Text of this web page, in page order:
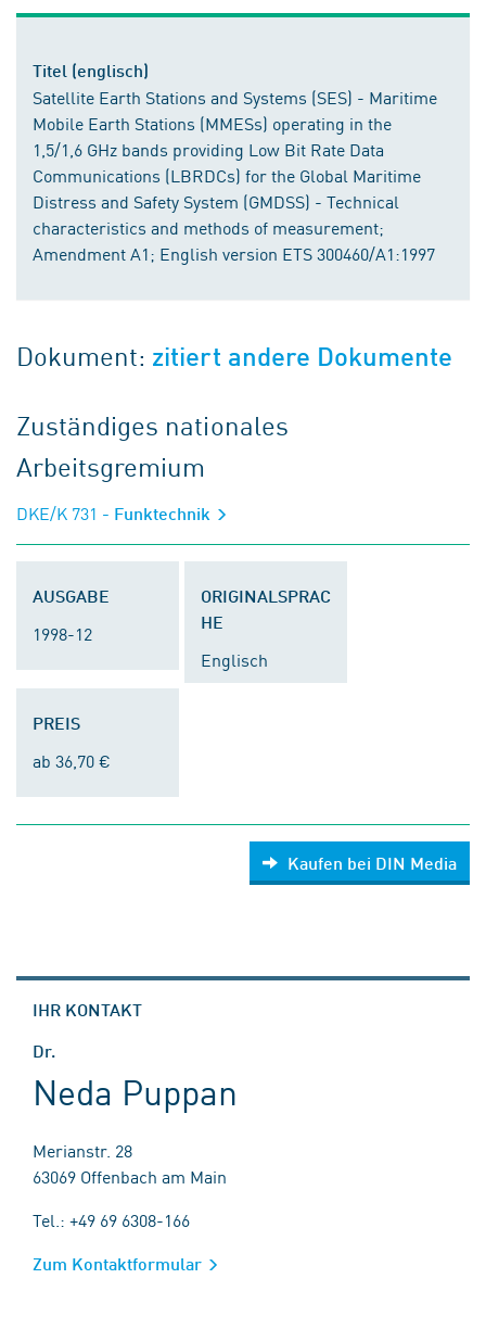
Titel (englisch)
Satellite Earth Stations and Systems (SES) - Maritime
Mobile Earth Stations (MMESs) operating in the
1,5/1,6 GHz bands providing Low Bit Rate Data
Communications (LBRDCs) for the Global Maritime
Distress and Safety System (GMDSS) - Technical
characteristics and methods of measurement;
Amendment A1; English version ETS 300460/A1:1997
Dokument: zitiert andere Dokumente
Zuständiges nationales
Arbeitsgremium
DKE/K 731 - Funktechnik
AUSGABE
1998-12
ORIGINALSPRAC
HE
Englisch
PREIS
ab 36,70 €
Kaufen bei DIN Media
IHR KONTAKT
Dr.
Neda Puppan
Merianstr. 28
63069 Offenbach am Main
Tel.: +49 69 6308-166
Zum Kontaktformular